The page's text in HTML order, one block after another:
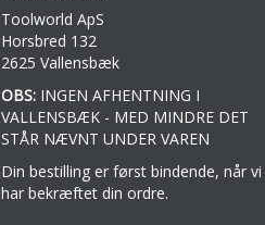
Toolworld ApS
Horsbred 132
2625 Vallensbæk
OBS:INGEN AFHENTNING I
VALLENSBÆK - MED MINDRE DET
STÅR NÆVNT UNDER VAREN
Din bestilling er først bindende, når vi
har bekræftet din ordre.